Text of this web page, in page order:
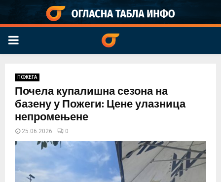
PRIMARY
ПОЖЕГА
Почела купалишна сезона на
базену у Пожеги: Цене улазница
непромењене
25.06.2026 0